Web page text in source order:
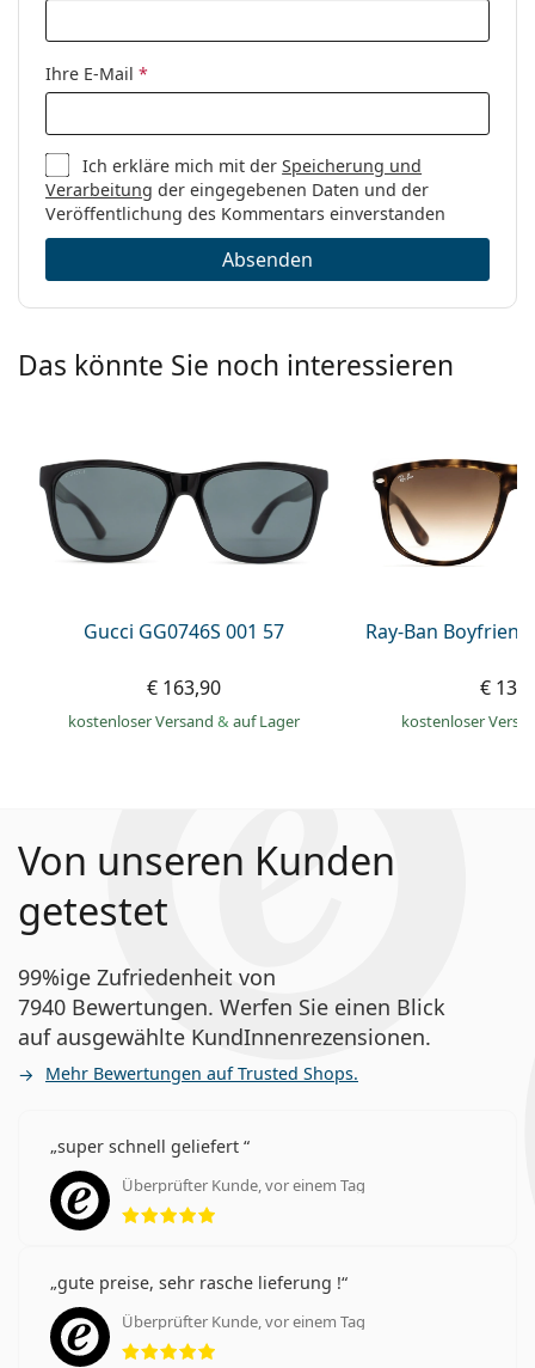
Ihre E-Mail *
Ich erkläre mich mit derSpeicherung und
Verarbeitung der eingegebenen Daten und der
Veröffentlichung des Kommentars einverstanden
Absenden
Das könnte Sie noch interessieren
Gucci GG0746S 001 57
€ 163,90
kostenloser Versand& auf Lager
Ray-Ban
€
kostenloser
Von unseren Kunden
getestet
99%ige Zufriedenheit von
7940 Bewertungen. Werfen Sie einen Blick
auf ausgewählte KundInnenrezensionen.
Mehr Bewertungen auf Trusted Shops.
super schnell geliefert
Überprüfter Kunde, vor einem Tag
Bewertung 5 aus 5
gute preise, sehr rasche lieferung !
Überprüfter Kunde, vor einem Tag
Bewertung 5 aus 5